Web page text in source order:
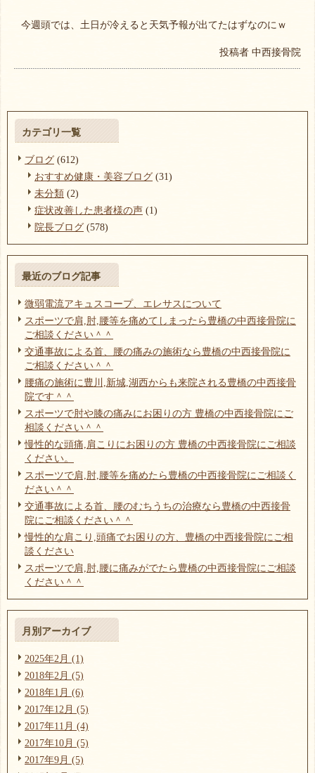
今週頭では、土日が冷えると天気予報が出てたはずなのにｗ
投稿者 中西接骨院
カテゴリ一覧
ブログ (612)
おすすめ健康・美容ブログ (31)
未分類 (2)
症状改善した患者様の声 (1)
院長ブログ (578)
最近のブログ記事
微弱電流アキュスコープ、エレサスについて
スポーツで肩,肘,腰等を痛めてしまったら豊橋の中西接骨院に
ご相談ください＾＾
交通事故による首、腰の痛みの施術なら豊橋の中西接骨院に
ご相談ください＾＾
腰痛の施術に豊川,新城,湖西からも来院される豊橋の中西接骨
院です＾＾
スポーツで肘や膝の痛みにお困りの方 豊橋の中西接骨院にご
相談ください＾＾
慢性的な頭痛,肩こりにお困りの方 豊橋の中西接骨院にご相談
ください。
スポーツで肩,肘,腰等を痛めたら豊橋の中西接骨院にご相談く
ださい＾＾
交通事故による首、腰のむちうちの治療なら豊橋の中西接骨
院にご相談ください＾＾
慢性的な肩こり,頭痛でお困りの方、豊橋の中西接骨院にご相
談ください
スポーツで肩,肘,腰に痛みがでたら豊橋の中西接骨院にご相談
ください＾＾
月別アーカイブ
2025年2月 (1)
2018年2月 (5)
2018年1月 (6)
2017年12月 (5)
2017年11月 (4)
2017年10月 (5)
2017年9月 (5)